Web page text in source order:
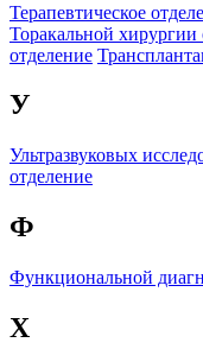
Терапевтическое
Торакальной хирургии
отделение
У
Ультразвуковых
отделение
Ф
Функциональной
Х